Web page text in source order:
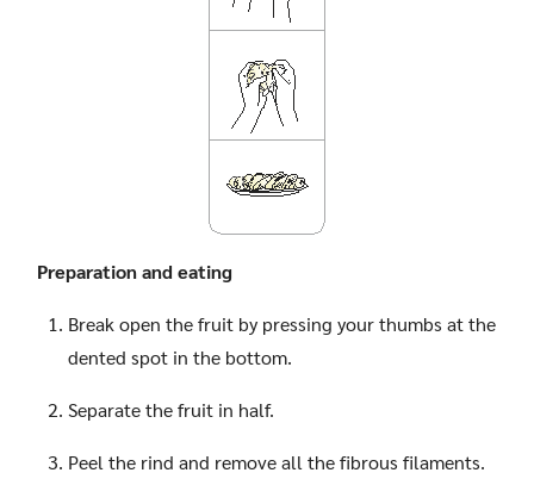
Search
Preparation and eating
Break open the fruit by pressing your thumbs at the
dented spot in the bottom.
Separate the fruit in half.
Peel the rind and remove all the fibrous filaments.